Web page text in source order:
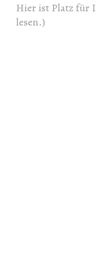
Hier ist Platz für
lesen.)